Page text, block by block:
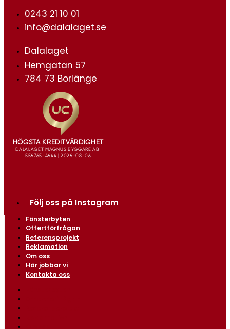
0243 21 10 01
info@dalalaget.se
Dalalaget
Hemgatan 57
784 73 Borlänge
Följ oss på Instagram
Fönsterbyten
Offertförfrågan
Referensprojekt
Reklamation
Om oss
Här jobbar vi
Kontakta oss